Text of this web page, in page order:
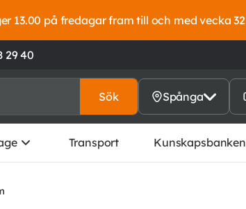
13.00 på fredagar fram till och med vecka 32
29 40
Sök Spånga
Transport Kunskapsbanken